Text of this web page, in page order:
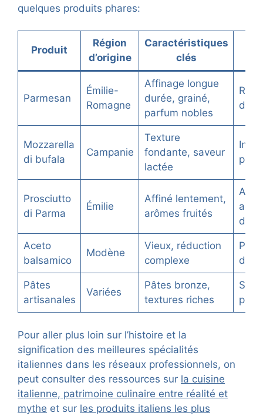
quelques produits phares:
Produit
Région
d’origine
Caractéristiques
clés
Parmesan
Émilie-
Romagne
Affinage longue
durée, grainé,
parfum nobles
Mozzarella
di bufala
Campanie
Texture
fondante, saveur
lactée
Prosciutto
di Parma
Émilie
Affiné lentement,
arômes fruités
de
Aceto
balsamico
Modène
Vieux, réduction
complexe
Pâtes
artisanales
Variées
Pâtes bronze,
textures riches
Pour aller plus loin sur l’histoire et la
signification des meilleures spécialités
italiennes dans les réseaux professionnels, on
peut consulter des ressources sur la cuisine
italienne, patrimoine culinaire entre réalité et
mythe et sur les produits italiens les plus